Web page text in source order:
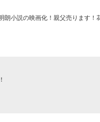
小説の映画化！親父売ります！